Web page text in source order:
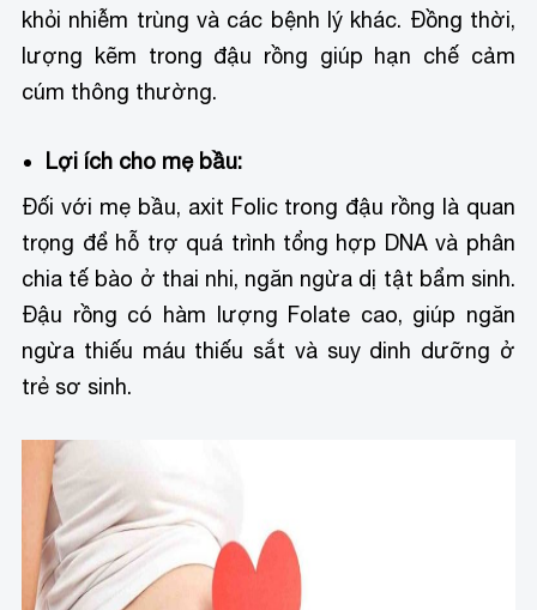
khỏi nhiễm trùng và các bệnh lý khác. Đồng thời,
lượng kẽm trong đậu rồng giúp hạn chế cảm
cúm thông thường.
Lợi ích cho mẹ bầu:
Đối với mẹ bầu, axit Folic trong đậu rồng là quan
trọng để hỗ trợ quá trình tổng hợp DNA và phân
chia tế bào ở thai nhi, ngăn ngừa dị tật bẩm sinh.
Đậu rồng có hàm lượng Folate cao, giúp ngăn
ngừa thiếu máu thiếu sắt và suy dinh dưỡng ở
trẻ sơ sinh.